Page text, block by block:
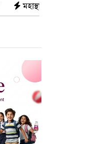
স্থিতাবস্থা বজায় রাখার